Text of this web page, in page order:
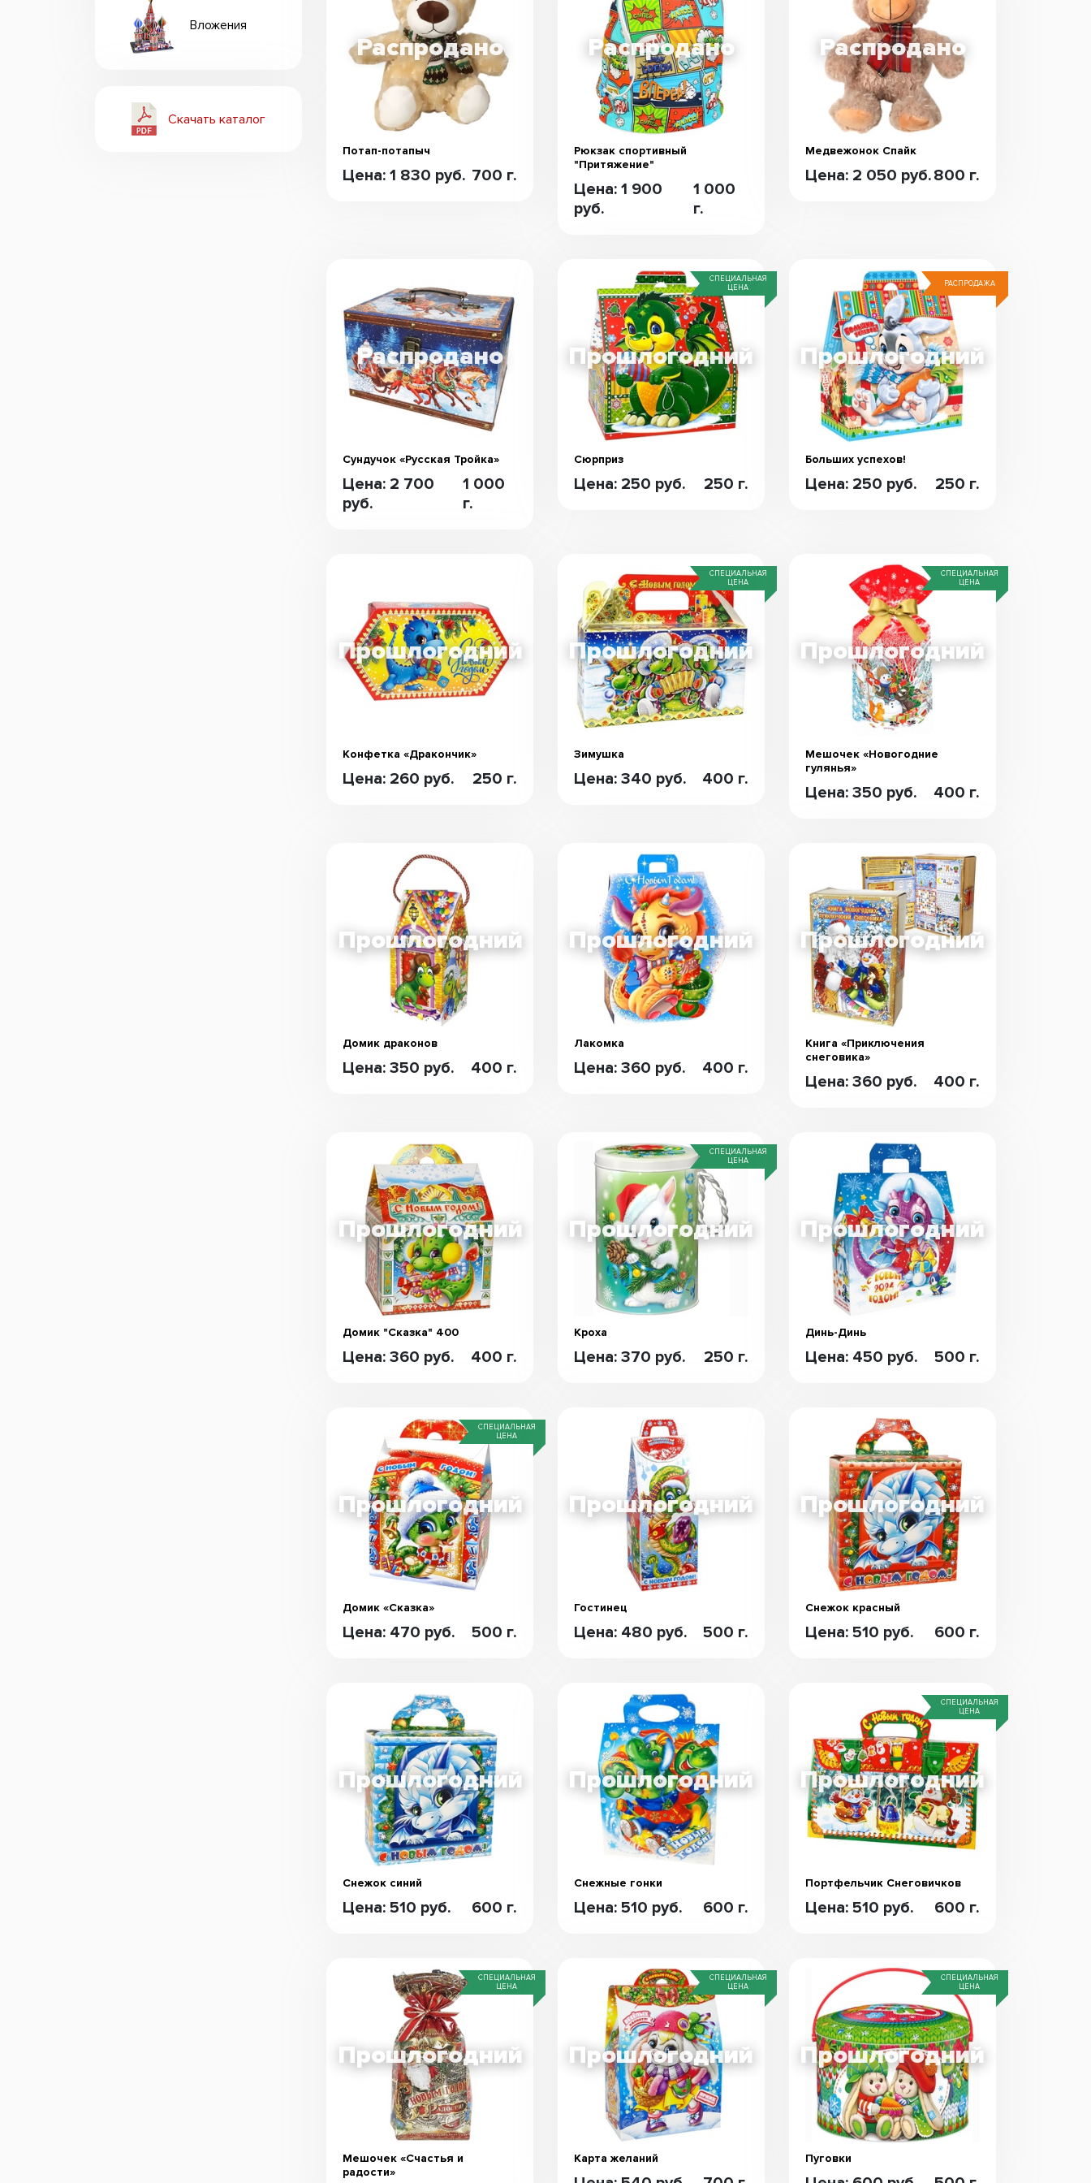
Вложения
Скачать каталог
Потап-потапыч
Цена: 1 830 руб. 700 г.
Рюкзак спортивный
"Притяжение"
Цена: 1 900
руб.
1 000
г.
Медвежонок Спайк
Цена: 2 050 руб.800 г.
Сундучок «Русская Тройка»
Цена: 2 700
руб.
1 000
г.
СПЕЦИАЛЬНАЯ
ЦЕНА
Сюрприз
Цена: 250 руб. 250 г.
РАСПРОДАЖА
Больших успехов!
Цена: 250 руб. 250 г.
Конфетка «Дракончик»
Цена: 260 руб. 250 г.
СПЕЦИАЛЬНАЯ
ЦЕНА
Зимушка
Цена: 340 руб. 400 г.
СПЕЦИАЛЬНАЯ
ЦЕНА
Мешочек «Новогодние
гулянья»
Цена: 350 руб. 400 г.
Домик драконов
Цена: 350 руб. 400 г.
Лакомка
Цена: 360 руб. 400 г.
Книга «Приключения
снеговика»
Цена: 360 руб. 400 г.
Домик "Сказка" 400
Цена: 360 руб. 400 г.
СПЕЦИАЛЬНАЯ
ЦЕНА
Кроха
Цена: 370 руб. 250 г.
Динь-Динь
Цена: 450 руб. 500 г.
СПЕЦИАЛЬНАЯ
ЦЕНА
Домик «Сказка»
Цена: 470 руб. 500 г.
Гостинец
Цена: 480 руб. 500 г.
Снежок красный
Цена: 510 руб. 600 г.
Снежок синий
Цена: 510 руб. 600 г.
Снежные гонки
Цена: 510 руб. 600 г.
СПЕЦИАЛЬНАЯ
ЦЕНА
Портфельчик Снеговичков
Цена: 510 руб. 600 г.
СПЕЦИАЛЬНАЯ
ЦЕНА
Мешочек «Счастья и
радости»
СПЕЦИАЛЬНАЯ
ЦЕНА
Карта желаний
СПЕЦИАЛЬНАЯ
ЦЕНА
Пуговки